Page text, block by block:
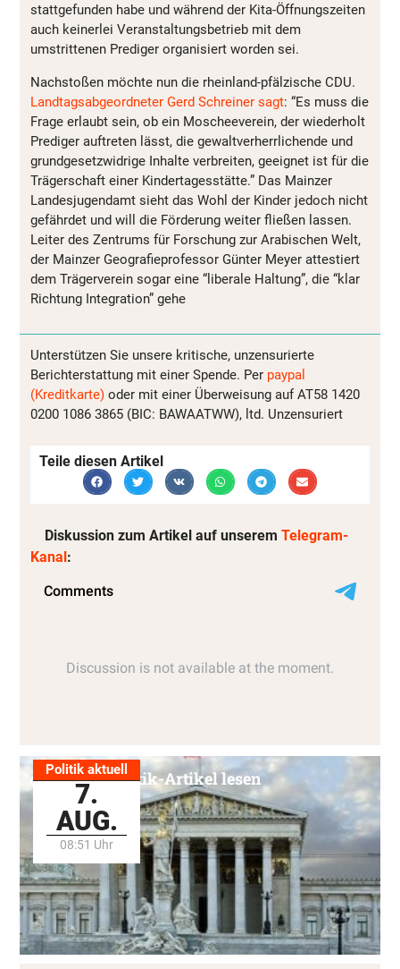
stattgefunden habe und während der Kita-Öffnungszeiten
auch keinerlei Veranstaltungsbetrieb mit dem
umstrittenen Prediger organisiert worden sei.
Nachstoßen möchte nun die rheinland-pfälzische CDU.
Landtagsabgeordneter Gerd Schreiner sagt: “Es muss die
Frage erlaubt sein, ob ein Moscheeverein, der wiederholt
Prediger auftreten lässt, die gewaltverherrlichende und
grundgesetzwidrige Inhalte verbreiten, geeignet ist für die
Trägerschaft einer Kindertagesstätte.” Das Mainzer
Landesjugendamt sieht das Wohl der Kinder jedoch nicht
gefährdet und will die Förderung weiter fließen lassen.
Leiter des Zentrums für Forschung zur Arabischen Welt,
der Mainzer Geografieprofessor Günter Meyer attestiert
dem Trägerverein sogar eine “liberale Haltung”, die “klar
Richtung Integration” gehe
Unterstützen Sie unsere kritische, unzensurierte
Berichterstattung mit einer Spende. Per paypal
(Kreditkarte) oder mit einer Überweisung auf AT58 1420
0200 1086 3865 (BIC: BAWAATWW), ltd. Unzensuriert
Teile diesen Artikel
Diskussion zum Artikel auf unserem Telegram-
Kanal :
Politik aktuell
7.
AUG.
08:51 Uhr
Alle Politik-Artikel lesen